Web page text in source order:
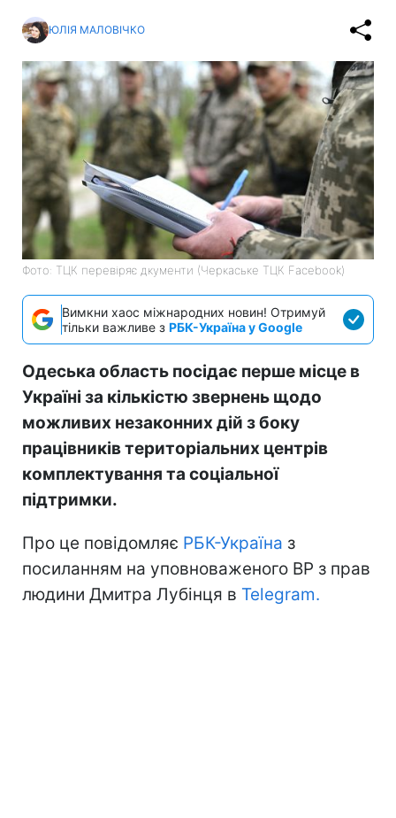
ЮЛІЯ МАЛОВІЧКО
Фото: ТЦК перевіряє дкументи (Черкаське ТЦК Facebook)
Вимкни хаос міжнародних новин! Отримуй
тільки важливе з РБК-Україна у Google
Одеська область посідає перше місце в
Україні за кількістю звернень щодо
можливих незаконних дій з боку
працівників територіальних центрів
комплектування та соціальної
підтримки.
Про це повідомляє РБК-Україна з
посиланням на уповноваженого ВР з прав
людини Дмитра Лубінця в Telegram.